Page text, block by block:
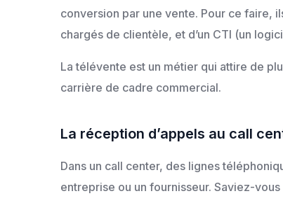
conversion par une vente. Pour ce faire,
chargés de clientèle, et d’un CTI (un
La télévente est un métier qui attire de
carrière de cadre commercial.
La réception d’appels au call
Dans un call center, des lignes
entreprise ou un fournisseur. Saviez-